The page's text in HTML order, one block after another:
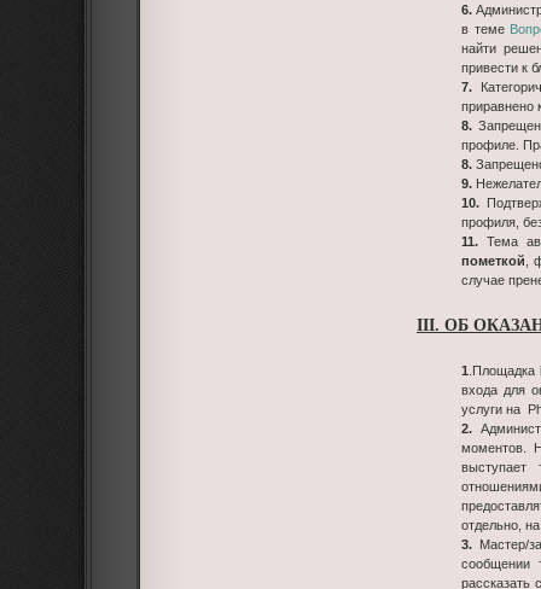
6.
в теме
найти
привести к
7.
приравнено
8.
профиле.
8.
9.
10.
профиля,
11. Тема
пометкой ,
случае
III. ОБ
1 .Площадка
входа для
услуги на
2.
моментов.
выступает
отдельно,
3. Мастер/